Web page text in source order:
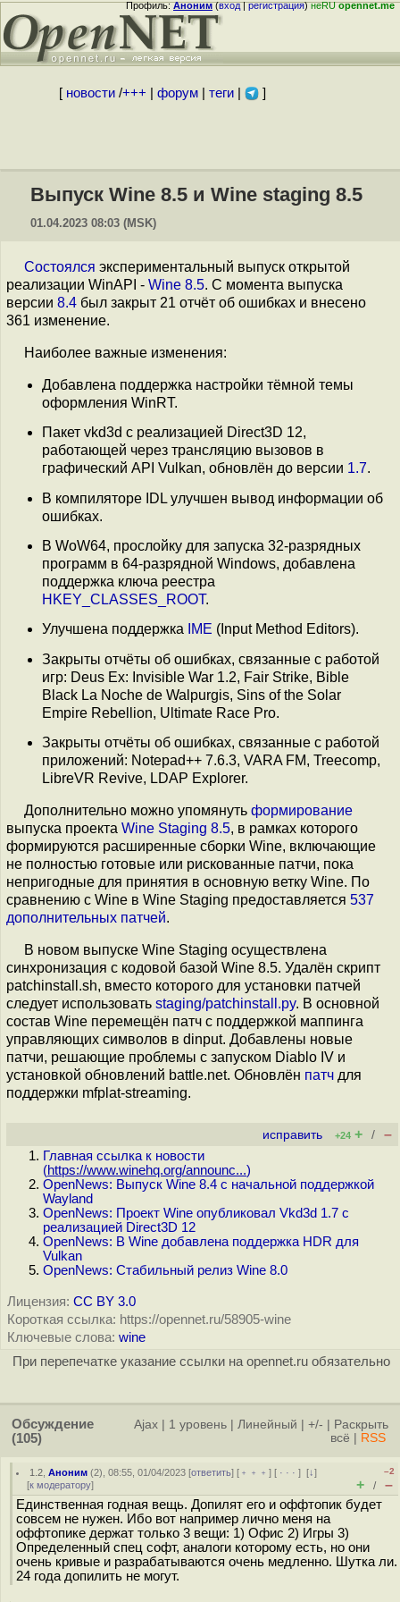
Профиль:Аноним(вход|регистрация)неRUopennet.me
[ новости/+++ форум| теги| ]
Выпуск Wine 8.5 и Wine staging 8.5
01.04.2023 08:03 (MSK)
Состоялся экспериментальный выпуск открытой
реализации WinAPI - Wine 8.5. С момента выпуска
версии 8.4 был закрыт 21 отчёт об ошибках и внесено
361 изменение.
Наиболее важные изменения:
Добавлена поддержка настройки тёмной темы
оформления WinRT.
Пакет vkd3d с реализацией Direct3D 12,
работающей через трансляцию вызовов в
графический API Vulkan, обновлён до версии 1.7.
В компиляторе IDL улучшен вывод информации об
ошибках.
В WoW64, прослойку для запуска 32-разрядных
программ в 64-разрядной Windows, добавлена
поддержка ключа реестра
HKEY_CLASSES_ROOT.
Улучшена поддержка
IME (Input Method Editors).
Закрыты отчёты об ошибках, связанные с работой
игр: Deus Ex: Invisible War 1.2, Fair Strike, Bible
Black La Noche de Walpurgis, Sins of the Solar
Empire Rebellion, Ultimate Race Pro.
Закрыты отчёты об ошибках, связанные с работой
приложений: Notepad++ 7.6.3, VARA FM, Treecomp,
LibreVR Revive, LDAP Explorer.
Дополнительно можно упомянуть формирование
выпуска проекта Wine Staging 8.5, в рамках которого
формируются расширенные сборки Wine, включающие
не полностью готовые или рискованные патчи, пока
непригодные для принятия в основную ветку Wine. По
сравнению с Wine в Wine Staging предоставляется 537
дополнительных патчей.
В новом выпуске Wine Staging осуществлена
синхронизация с кодовой базой Wine 8.5. Удалён скрипт
patchinstall.sh, вместо которого для установки патчей
следует использовать staging/patchinstall.py. В основной
состав Wine перемещён патч с поддержкой маппинга
управляющих символов в dinput. Добавлены новые
патчи, решающие проблемы с запуском Diablo IV и
установкой обновлений battle.net. Обновлён патч для
поддержки mfplat-streaming.
исправить +24 + / –
Главная ссылка к новости
(https://www.winehq.org/announc...)
OpenNews: Выпуск Wine 8.4 с начальной поддержкой
Wayland
OpenNews: Проект Wine опубликовал Vkd3d 1.7 с
реализацией Direct3D 12
OpenNews: В Wine добавлена поддержка HDR для
Vulkan
OpenNews: Стабильный релиз Wine 8.0
Лицензия: CC BY 3.0
Короткая ссылка: https://opennet.ru/58905-wine
Ключевые слова: wine
При перепечатке указание ссылки на opennet.ru обязательно
Обсуждение
(105)
Ajax 1 уровень Линейный +/-
Раскрыть
всё
RSS
1.2 ,Аноним (2), 08:55, 01/04/2023 [ответить] [ ﹢﹢﹢] [ · · ·][↓]
[к модератору]
–2
+ / –
Единственная годная вещь. Допилят его и оффтопик будет
совсем не нужен. Ибо вот например лично меня на
оффтопике держат только 3 вещи: 1) Офис 2) Игры 3)
Определенный спец софт, аналоги которому есть, но они
очень кривые и разрабатываются очень медленно. Шутка ли.
24 года допилить не могут.